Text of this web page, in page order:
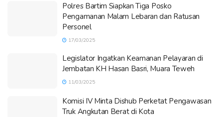
Polres Bartim Siapkan Tiga Posko
Pengamanan Malam Lebaran dan Ratusan
Personel
17/03/2025
Legislator Ingatkan Keamanan Pelayaran di
Jembatan KH Hasan Basri, Muara Teweh
11/03/2025
Komisi IV Minta Dishub Perketat Pengawasan
Truk Angkutan Berat di Kota